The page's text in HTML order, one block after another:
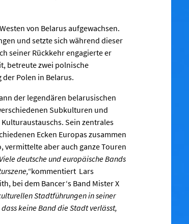
von Belarus aufgewachsen.
und setzte sich während dieser
seiner Rückkehr engagierte er
betreute zwei polnische
Polen in Belarus.
der legendären belarusischen
Subkulturen und
Sein zentrales
Ecken Europas zusammen
vermittelte aber auch ganze Touren
deutsche und europäische Bands
kommentiert Lars
bei dem Bancer‘s Band Mister X
Stadtführungen in seiner
keine Band die Stadt verlässt,